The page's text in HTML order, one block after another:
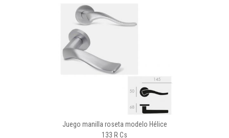
Juego manilla roseta modelo Hélice
133 R Cs